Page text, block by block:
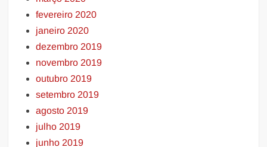
fevereiro 2020
janeiro 2020
dezembro 2019
novembro 2019
outubro 2019
setembro 2019
agosto 2019
julho 2019
junho 2019